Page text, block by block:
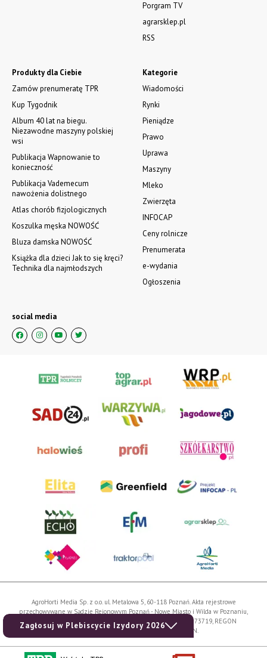
Zagłosuj w Plebiscycie Izydory 2026
Kategorie
Wiadomości
Rynki
Pieniądze
Prawo
Uprawa
Maszyny
Mleko
Zwierzęta
INFOCAP
Ceny rolnicze
Prenumerata
e-wydania
Ogłoszenia
Produkty dla Ciebie
Zamów prenumeratę TPR
Kup Tygodnik
Album 40 lat na biegu.
Niezawodne maszyny polskiej
wsi
Publikacja Wapnowanie to
konieczność
Publikacja Vademecum
nawożenia dolistnego
Atlas chorób fizjologicznych
Koszulka męska NOWOŚĆ
Bluza damska NOWOŚĆ
Książka dla dzieci Jak to się kręci?
Technika dla najmłodszych
Porgram TV
agrarsklep.pl
RSS
social media
AgroHorti Media Sp. z o.o. ul. Metalowa 5, 60-118 Poznań. Akta rejestrowe
przechowywane w Sądzie Rejonowym Poznań - Nowe Miasto i Wilda w Poznaniu,
VIII Wydziale Gospodarczym, KRS 0001116269, NIP 7792573719, REGON
529158846, kapitał zakładowy: 3.608.000 PLN.